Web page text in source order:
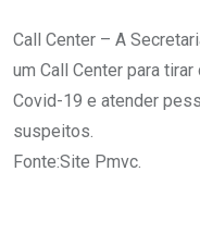
Call Center – A
um Call Center para
Covid-19 e atender
suspeitos.
Fonte:Site Pmvc.